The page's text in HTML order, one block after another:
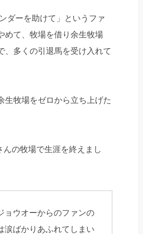
ダーを助けて」というファ
めて、牧場を借り余生牧場
、多くの引退馬を受け入れて
生牧場をゼロから立ち上げた
の牧場で生涯を終えまし
ョウオーからのファンの
涙ばかりあふれてしまい